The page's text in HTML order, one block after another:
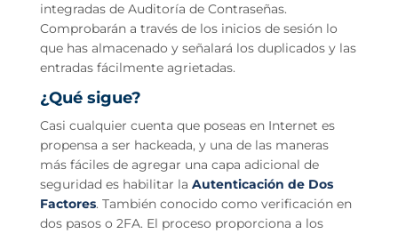
integradas de Auditoría de Contraseñas.
Comprobarán a través de los inicios de sesión lo
que has almacenado y señalará los duplicados y las
entradas fácilmente agrietadas.
¿Qué sigue?
Casi cualquier cuenta que poseas en Internet es
propensa a ser hackeada, y una de las maneras
más fáciles de agregar una capa adicional de
seguridad es habilitar la Autenticación de Dos
Factores. También conocido como verificación en
dos pasos o 2FA. El proceso proporciona a los